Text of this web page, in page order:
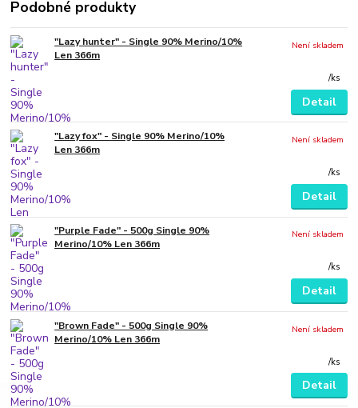
Podobné produkty
"Lazy hunter" - Single 90% Merino/10%
Len 366m
/ks
Není skladem
Detail
"Lazy fox" - Single 90% Merino/10%
Len 366m
/ks
Není skladem
Detail
"Purple Fade" - 500g Single 90%
Merino/10% Len 366m
/ks
Není skladem
Detail
"Brown Fade" - 500g Single 90%
Merino/10% Len 366m
/ks
Není skladem
Detail